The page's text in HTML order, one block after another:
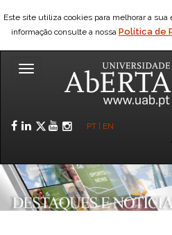
Este site utiliza cookies para melhorar a sua
informação consulte a nossa Política de
Toggle
Facebook
LinkedIn
Twitter
YouTube
Instagram
PT EN